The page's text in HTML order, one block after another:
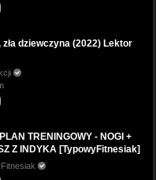
zła dziewczyna (2022) Lektor
TRENINGOWY - NOGI +
Z INDYKA [TypowyFitnesiak]